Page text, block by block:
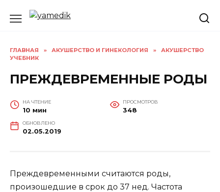
ГЛАВНАЯ » АКУШЕРСТВО И ГИНЕКОЛОГИЯ »
АКУШЕРСТВО
УЧЕБНИК
ПРЕЖДЕВРЕМЕННЫЕ РОДЫ
НА ЧТЕНИЕ
10 мин
ПРОСМОТРОВ
348
ОБНОВЛЕНО
02.05.2019
Преждевременными считаются роды,
произошедшие в срок до 37 нед. Частота